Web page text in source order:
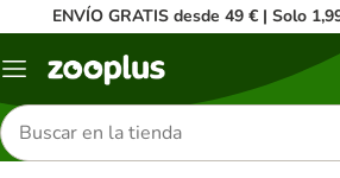
ENVÍO GRATIS desde 49 € | Solo
Menú
Buscar
productos